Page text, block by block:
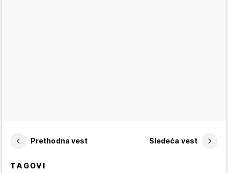
Prethodna vest Sledeća vest
TAGOVI